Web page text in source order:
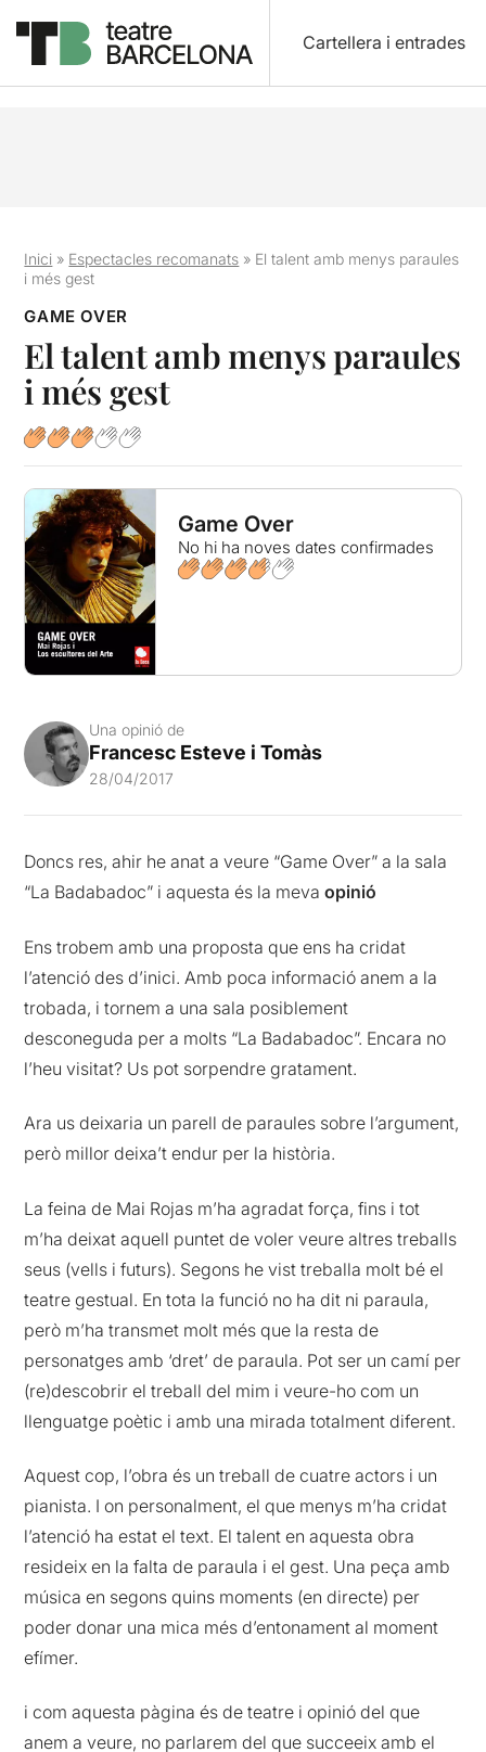
Cartellera i entrades
Inici » Espectacles recomanats » El talent amb menys paraules
i més gest
GAME OVER
El talent amb menys paraules
i més gest
Game Over
No hi ha noves dates confirmades
Una opinió de
Francesc Esteve i Tomàs
28/04/2017
Doncs res, ahir he anat a veure “Game Over” a la sala
“La Badabadoc” i aquesta és la mevaopinió
Ens trobem amb una proposta que ens ha cridat
l’atenció des d’inici. Amb poca informació anem a la
trobada, i tornem a una sala posiblement
desconeguda per a molts “La Badabadoc”. Encara no
l’heu visitat? Us pot sorpendre gratament.
Ara us deixaria un parell de paraules sobre l’argument,
però millor deixa’t endur per la història.
La feina de Mai Rojas m’ha agradat força, fins i tot
m’ha deixat aquell puntet de voler veure altres treballs
seus (vells i futurs). Segons he vist treballa molt bé el
teatre gestual. En tota la funció no ha dit ni paraula,
però m’ha transmet molt més que la resta de
personatges amb ‘dret’ de paraula. Pot ser un camí per
(re)descobrir el treball del mim i veure-ho com un
llenguatge poètic i amb una mirada totalment diferent.
Aquest cop, l’obra és un treball de cuatre actors i un
pianista. I on personalment, el que menys m’ha cridat
l’atenció ha estat el text. El talent en aquesta obra
resideix en la falta de paraula i el gest. Una peça amb
música en segons quins moments (en directe) per
poder donar una mica més d’entonament al moment
efímer.
i com aquesta pàgina és de teatre i opinió del que
anem a veure, no parlarem del que succeeix amb el